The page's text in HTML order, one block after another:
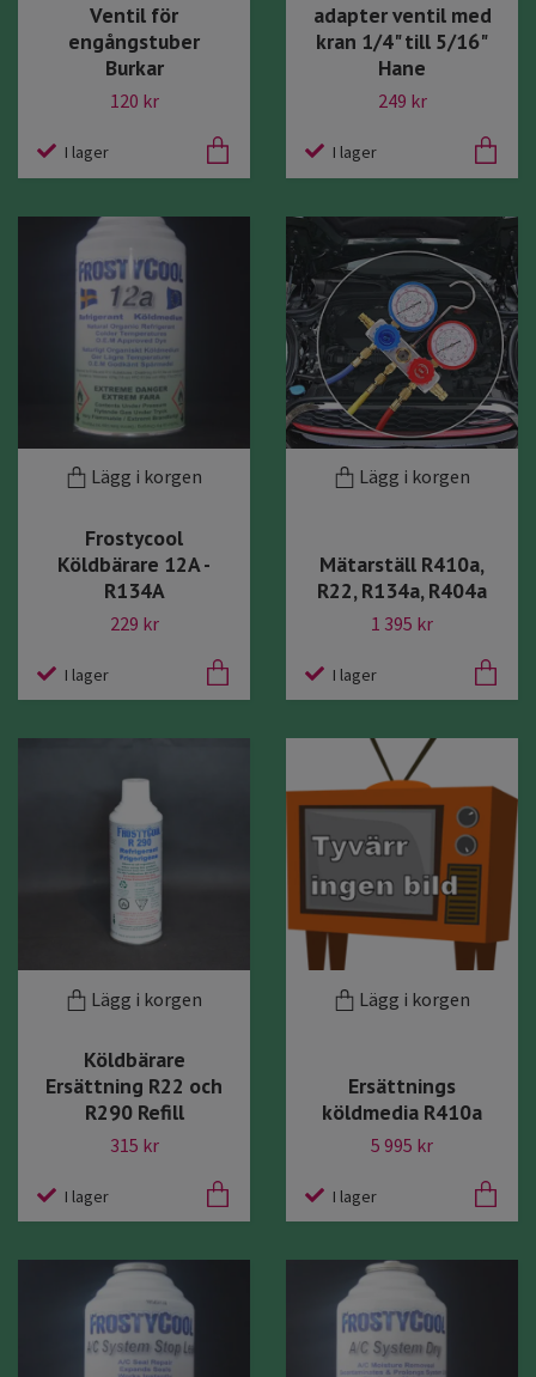
Ventil för
engångstuber
Burkar
120 kr
I lager
adapter ventil med
kran 1/4" till 5/16"
Hane
249 kr
I lager
Lägg i korgen
Frostycool
Köldbärare 12A -
R134A
229 kr
I lager
Lägg i korgen
Mätarställ R410a,
R22, R134a, R404a
1 395 kr
I lager
Lägg i korgen
Köldbärare
Ersättning R22 och
R290 Refill
315 kr
I lager
Lägg i korgen
Ersättnings
köldmedia R410a
5 995 kr
I lager